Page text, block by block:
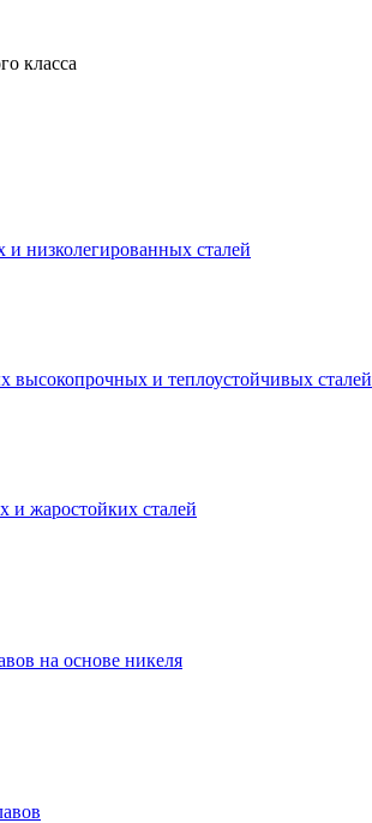
класса
низколегированных сталей
высокопрочных и теплоустойчивых сталей
жаростойких сталей
на основе никеля